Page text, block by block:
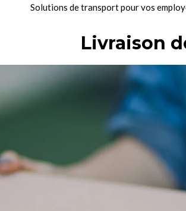
Solutions de transport pour vos
Livraison